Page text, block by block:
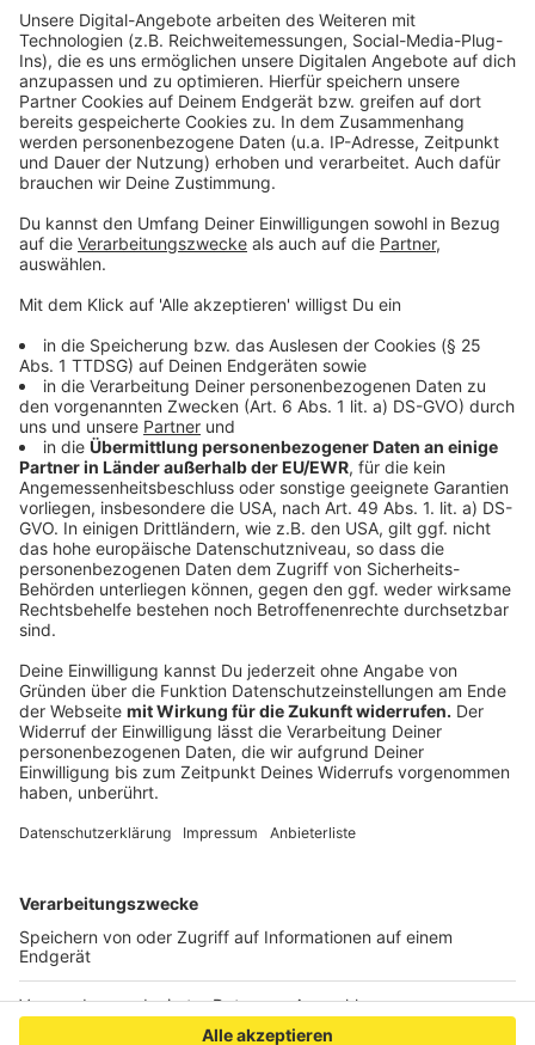
einzubetten. Dieser Service kann
Daten zu Ihren Aktivitäten
sammeln. Bitte lesen Sie die
Details durch und stimmen Sie der
Nutzung des Service zu, um dieses
Video anzusehen.
Mehr Informationen
Management Platform
Je tiefer Hezekiah in die Unterwelt eintaucht, desto
klarer wird: Der Weg zur Boxkrone ist nicht nur blutig,
sondern fordert alles – Mut, Entschlossenheit und
Anzeige
©Copyright: Disney+
Sugar Goodson ist der unumstrittene Champion im
"Prizefighting".
Anzeige
©Copyright: Disney+
Hezekiah will Champion werden.
Anzeige
Anzeige